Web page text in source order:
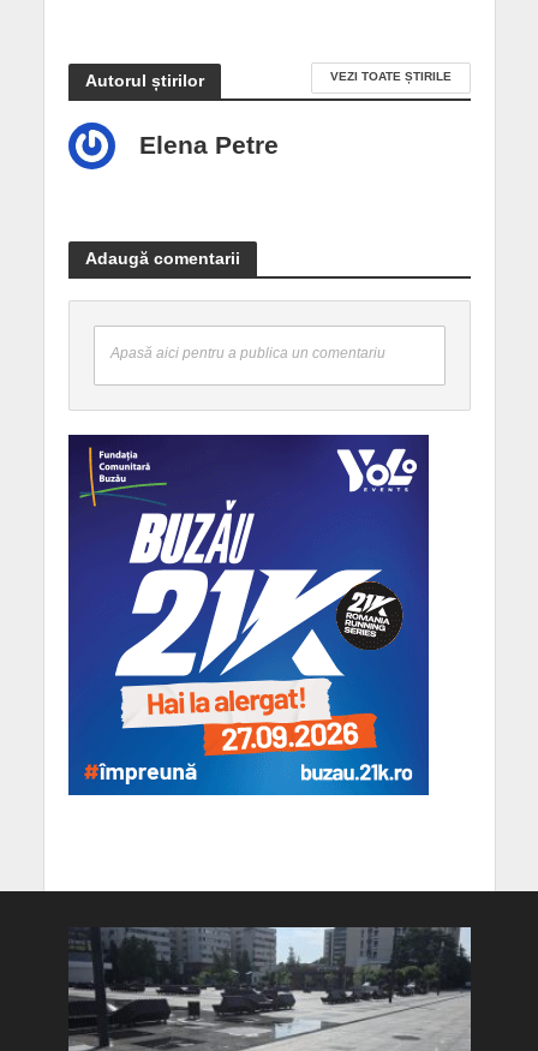
Autorul știrilor VEZI TOATE ȘTIRILE
Elena Petre
Adaugă comentarii
Apasă aici pentru a publica un comentariu